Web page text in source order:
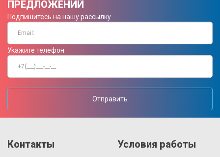
ПРЕДЛОЖЕНИЙ
Подпишитесь на нашу рассылку
Укажите телефон
Отправить
Контакты Условия работы